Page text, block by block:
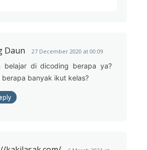
Daun 27 December 2020 at 00:09
belajar di dicoding berapa ya?
berapa banyak ikut kelas?